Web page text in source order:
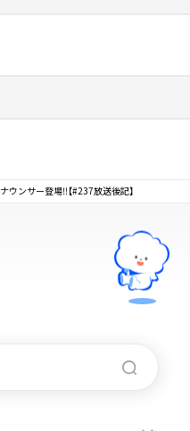
ウンサー登場‼【#237放送後記】